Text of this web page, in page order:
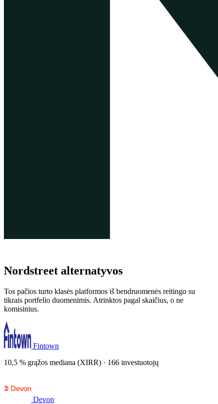
Nordstreet alternatyvos
Tos pačios turto klasės platformos iš bendruomenės reitingo su
tikrais portfelio duomenimis. Atrinktos pagal skaičius, o ne
komisinius.
Fintown
10,5 % grąžos mediana (XIRR) · 166 investuotojų
Devon